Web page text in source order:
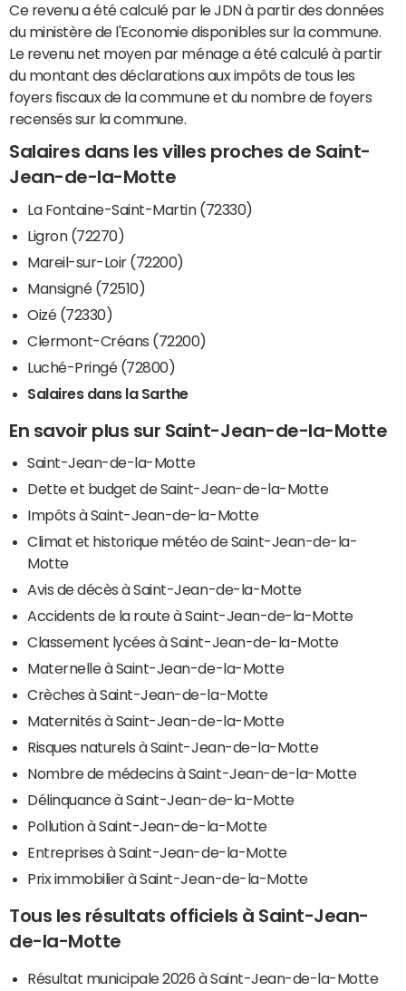
Ce revenu a été calculé par le JDN à partir des données
du ministère de l'Economie disponibles sur la commune.
Le revenu net moyen par ménage a été calculé à partir
du montant des déclarations aux impôts de tous les
foyers fiscaux de la commune et du nombre de foyers
recensés sur la commune.
Salaires dans les villes proches de Saint-
Jean-de-la-Motte
La Fontaine-Saint-Martin (72330)
Ligron (72270)
Mareil-sur-Loir (72200)
Mansigné (72510)
Oizé (72330)
Clermont-Créans (72200)
Luché-Pringé (72800)
Salaires dans la Sarthe
En savoir plus sur Saint-Jean-de-la-Motte
Saint-Jean-de-la-Motte
Dette et budget de Saint-Jean-de-la-Motte
Impôts à Saint-Jean-de-la-Motte
Climat et historique météo de Saint-Jean-de-la-
Motte
Avis de décès à Saint-Jean-de-la-Motte
Accidents de la route à Saint-Jean-de-la-Motte
Classement lycées à Saint-Jean-de-la-Motte
Maternelle à Saint-Jean-de-la-Motte
Crèches à Saint-Jean-de-la-Motte
Maternités à Saint-Jean-de-la-Motte
Risques naturels à Saint-Jean-de-la-Motte
Nombre de médecins à Saint-Jean-de-la-Motte
Délinquance à Saint-Jean-de-la-Motte
Pollution à Saint-Jean-de-la-Motte
Entreprises à Saint-Jean-de-la-Motte
Prix immobilier à Saint-Jean-de-la-Motte
Tous les résultats officiels à Saint-Jean-
de-la-Motte
Résultat municipale 2026 à Saint-Jean-de-la-Motte